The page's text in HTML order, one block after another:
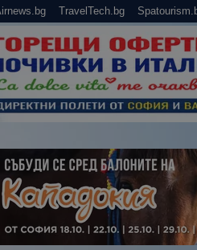
TravelTech.bg